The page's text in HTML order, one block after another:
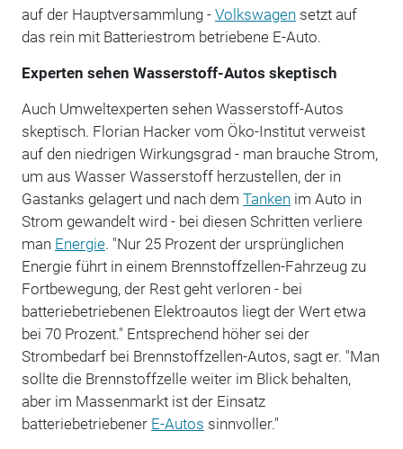
auf der Hauptversammlung - Volkswagen setzt auf
das rein mit Batteriestrom betriebene E-Auto.
Experten sehen Wasserstoff-Autos skeptisch
Auch Umweltexperten sehen Wasserstoff-Autos
skeptisch. Florian Hacker vom Öko-Institut verweist
auf den niedrigen Wirkungsgrad - man brauche Strom,
um aus Wasser Wasserstoff herzustellen, der in
Gastanks gelagert und nach dem Tanken im Auto in
Strom gewandelt wird - bei diesen Schritten verliere
man Energie. "Nur 25 Prozent der ursprünglichen
Energie führt in einem Brennstoffzellen-Fahrzeug zu
Fortbewegung, der Rest geht verloren - bei
batteriebetriebenen Elektroautos liegt der Wert etwa
bei 70 Prozent." Entsprechend höher sei der
Strombedarf bei Brennstoffzellen-Autos, sagt er. "Man
sollte die Brennstoffzelle weiter im Blick behalten,
aber im Massenmarkt ist der Einsatz
batteriebetriebener E-Autos sinnvoller."